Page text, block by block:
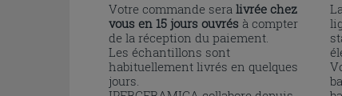
Votre commande sera livrée chez
vous en 15 jours ouvrés à compter
de la réception du paiement.
Les échantillons sont
habituellement livrés en quelques
jours.